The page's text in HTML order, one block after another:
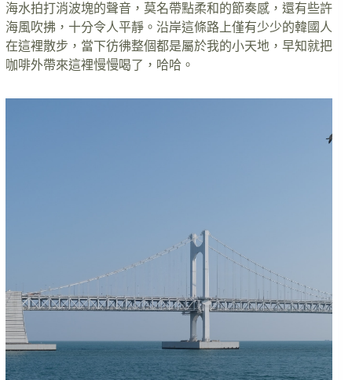
海水拍打消波塊的聲音，莫名帶點柔和的節奏感，還有些許
海風吹拂，十分令人平靜。沿岸這條路上僅有少少的韓國人
在這裡散步，當下彷彿整個都是屬於我的小天地，早知就把
咖啡外帶來這裡慢慢喝了，哈哈。